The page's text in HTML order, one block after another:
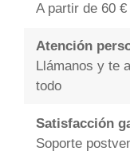
A partir de 60 €
Atención
Llámanos y te
todo
Satisfacción
Soporte